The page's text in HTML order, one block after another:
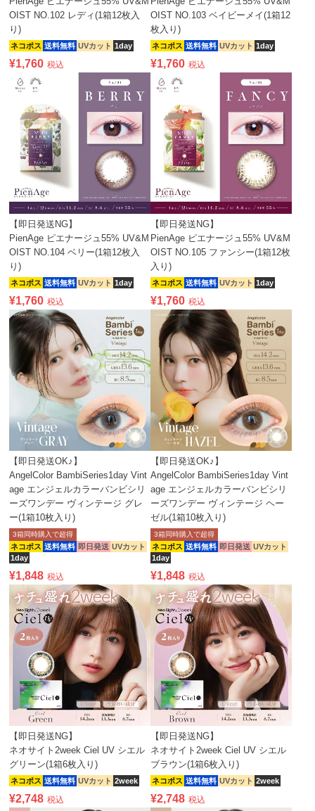
OIST NO.102 レディ(1箱12枚入
り)
ネコポス 送料無料 UVカット 1day
¥1,760 税込
OIST NO.103 ベイビーメイ(1箱12
枚入り)
ネコポス 送料無料 UVカット 1day
¥1,760 税込
【即日発送NG】
PienAge ピエナージュ55% UV&M
OIST NO.104 ベリー(1箱12枚入
り)
ネコポス 送料無料 UVカット 1day
¥1,760 税込
【即日発送NG】
PienAge ピエナージュ55% UV&M
OIST NO.105 ファンシー(1箱12枚
入り)
ネコポス 送料無料 UVカット 1day
¥1,760 税込
【即日発送OK♪】
AngelColor BambiSeries1day Vint
age エンジェルカラーバンビシリ
ーズワンデー ヴィンテージ グレ
ー(1箱10枚入り)
ネコポス 送料無料 即日発送 UVカット
1day
3箱同時購入で超得
¥1,848 税込
【即日発送OK♪】
AngelColor BambiSeries1day Vint
age エンジェルカラーバンビシリ
ーズワンデー ヴィンテージ ヘー
ゼル(1箱10枚入り)
ネコポス 送料無料 即日発送 UVカット
1day
3箱同時購入で超得
¥1,848 税込
【即日発送NG】
ネオサイト2week Ciel UV シエル
グリーン(1箱6枚入り)
ネコポス 送料無料 UVカット 2week
¥2,748 税込
【即日発送NG】
ネオサイト2week Ciel UV シエル
ブラウン(1箱6枚入り)
ネコポス 送料無料 UVカット 2week
¥2,748 税込